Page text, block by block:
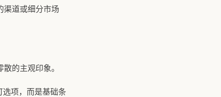
渠道或细分市场
的主观印象。
项，而是基础条